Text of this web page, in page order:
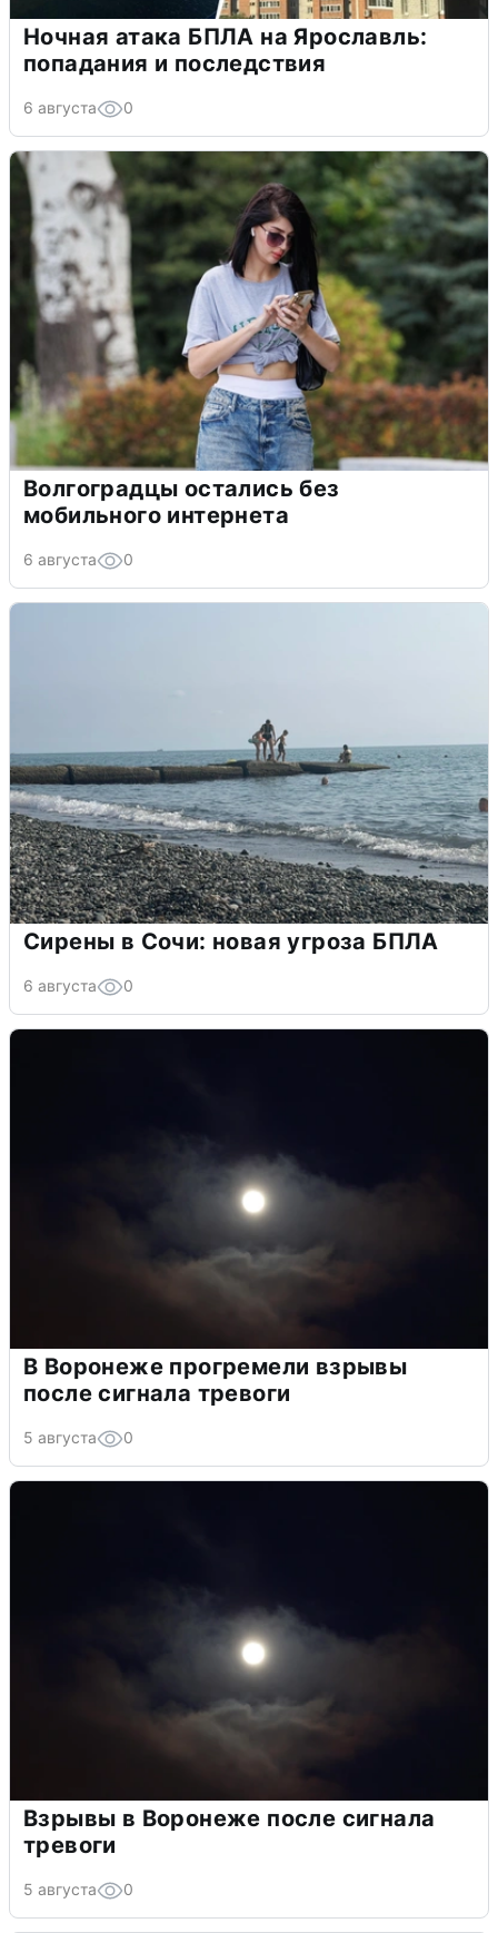
Ночная атака БПЛА на Ярославль:
попадания и последствия
6 августа 0
Волгоградцы остались без
мобильного интернета
6 августа 0
Сирены в Сочи: новая угроза БПЛА
6 августа 0
В Воронеже прогремели взрывы
после сигнала тревоги
5 августа 0
Взрывы в Воронеже после сигнала
тревоги
5 августа 0